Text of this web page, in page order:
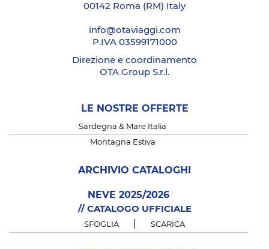
00142 Roma (RM) Italy
info@otaviaggi.com
P.IVA 03599171000
Direzione e coordinamento
OTA Group S.r.l.
LE NOSTRE OFFERTE
Sardegna & Mare Italia
Montagna Estiva
ARCHIVIO CATALOGHI
NEVE 2025/2026
// CATALOGO UFFICIALE
SFOGLIA SCARICA